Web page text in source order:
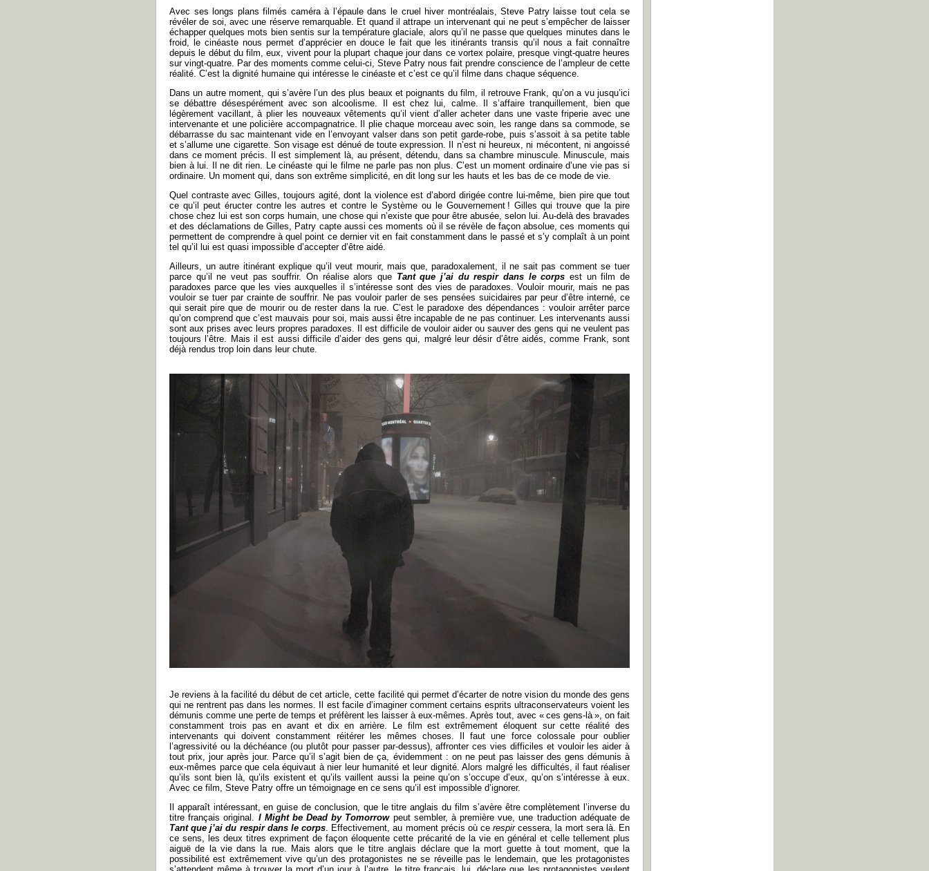
Avec ses longs plans filmés caméra à l’épaule dans le cruel hiver montréalais, Steve Patry laisse tout cela se
révéler de soi, avec une réserve remarquable. Et quand il attrape un intervenant qui ne peut s’empêcher de laisser
échapper quelques mots bien sentis sur la température glaciale, alors qu’il ne passe que quelques minutes dans le
froid, le cinéaste nous permet d’apprécier en douce le fait que les itinérants transis qu’il nous a fait connaître
depuis le début du film, eux, vivent pour la plupart chaque jour dans ce vortex polaire, presque vingt-quatre heures
sur vingt-quatre. Par des moments comme celui-ci, Steve Patry nous fait prendre conscience de l’ampleur de cette
réalité. C’est la dignité humaine qui intéresse le cinéaste et c’est ce qu’il filme dans chaque séquence.
Dans un autre moment, qui s’avère l’un des plus beaux et poignants du film, il retrouve Frank, qu’on a vu jusqu’ici
se débattre désespérément avec son alcoolisme. Il est chez lui, calme. Il s’affaire tranquillement, bien que
légèrement vacillant, à plier les nouveaux vêtements qu’il vient d’aller acheter dans une vaste friperie avec une
intervenante et une policière accompagnatrice. Il plie chaque morceau avec soin, les range dans sa commode, se
débarrasse du sac maintenant vide en l’envoyant valser dans son petit garde-robe, puis s’assoit à sa petite table
et s’allume une cigarette. Son visage est dénué de toute expression. Il n’est ni heureux, ni mécontent, ni angoissé
dans ce moment précis. Il est simplement là, au présent, détendu, dans sa chambre minuscule. Minuscule, mais
bien à lui. Il ne dit rien. Le cinéaste qui le filme ne parle pas non plus. C’est un moment ordinaire d’une vie pas si
ordinaire. Un moment qui, dans son extrême simplicité, en dit long sur les hauts et les bas de ce mode de vie.
Quel contraste avec Gilles, toujours agité, dont la violence est d’abord dirigée contre lui-même, bien pire que tout
ce qu’il peut éructer contre les autres et contre le Système ou le Gouvernement ! Gilles qui trouve que la pire
chose chez lui est son corps humain, une chose qui n’existe que pour être abusée, selon lui. Au-delà des bravades
et des déclamations de Gilles, Patry capte aussi ces moments où il se révèle de façon absolue, ces moments qui
permettent de comprendre à quel point ce dernier vit en fait constamment dans le passé et s’y complaît à un point
tel qu’il lui est quasi impossible d’accepter d’être aidé.
Ailleurs, un autre itinérant explique qu’il veut mourir, mais que, paradoxalement, il ne sait pas comment se tuer
parce qu’il ne veut pas souffrir. On réalise alors que Tant que j’ai du respir dans le corps est un film de
paradoxes parce que les vies auxquelles il s’intéresse sont des vies de paradoxes. Vouloir mourir, mais ne pas
vouloir se tuer par crainte de souffrir. Ne pas vouloir parler de ses pensées suicidaires par peur d’être interné, ce
qui serait pire que de mourir ou de rester dans la rue. C’est le paradoxe des dépendances : vouloir arrêter parce
qu’on comprend que c’est mauvais pour soi, mais aussi être incapable de ne pas continuer. Les intervenants aussi
sont aux prises avec leurs propres paradoxes. Il est difficile de vouloir aider ou sauver des gens qui ne veulent pas
toujours l’être. Mais il est aussi difficile d’aider des gens qui, malgré leur désir d’être aidés, comme Frank, sont
déjà rendus trop loin dans leur chute.
Je reviens à la facilité du début de cet article, cette facilité qui permet d’écarter de notre vision du monde des gens
qui ne rentrent pas dans les normes. Il est facile d’imaginer comment certains esprits ultraconservateurs voient les
démunis comme une perte de temps et préfèrent les laisser à eux-mêmes. Après tout, avec « ces gens-là », on fait
constamment trois pas en avant et dix en arrière. Le film est extrêmement éloquent sur cette réalité des
intervenants qui doivent constamment réitérer les mêmes choses. Il faut une force colossale pour oublier
l’agressivité ou la déchéance (ou plutôt pour passer par-dessus), affronter ces vies difficiles et vouloir les aider à
tout prix, jour après jour. Parce qu’il s’agit bien de ça, évidemment : on ne peut pas laisser des gens démunis à
eux-mêmes parce que cela équivaut à nier leur humanité et leur dignité. Alors malgré les difficultés, il faut réaliser
qu’ils sont bien là, qu’ils existent et qu’ils vaillent aussi la peine qu’on s’occupe d’eux, qu’on s’intéresse à eux.
Avec ce film, Steve Patry offre un témoignage en ce sens qu’il est impossible d’ignorer.
Il apparaît intéressant, en guise de conclusion, que le titre anglais du film s’avère être complètement l’inverse du
titre français original. I Might be Dead by Tomorrowpeut sembler, à première vue, une traduction adéquate de
Tant que j’ai du respir dans le corps. Effectivement, au moment précis où cerespircessera, la mort sera là. En
ce sens, les deux titres expriment de façon éloquente cette précarité de la vie en général et celle tellement plus
aiguë de la vie dans la rue. Mais alors que le titre anglais déclare que la mort guette à tout moment, que la
possibilité est extrêmement vive qu’un des protagonistes ne se réveille pas le lendemain, que les protagonistes